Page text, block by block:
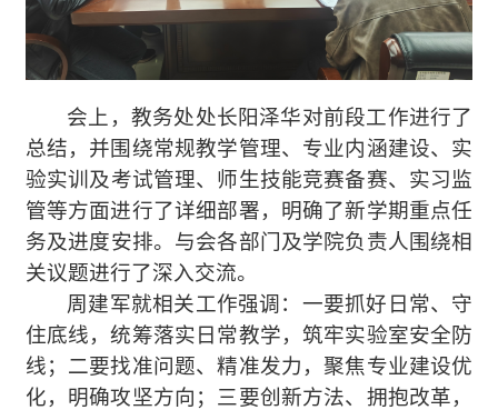
会上，教务处处长阳泽华对前段工作进行了
总结，并围绕常规教学管理、专业内涵建设、实
验实训 及考试管理、师生技能竞赛备赛、实习监
管等方面进行了详细部署，明确了新学期重点任
务及进度安排。与会各部门及学院负责人围绕相
关议题进行了深入交流。
周建军就相关工作强调：一要抓好日常、守
住底线，统筹落实日常教学，筑牢实验室安全防
线；二要找准问题、精准发力，聚焦专业建设优
化，明确攻坚方向；三要创新方法、拥抱改革，